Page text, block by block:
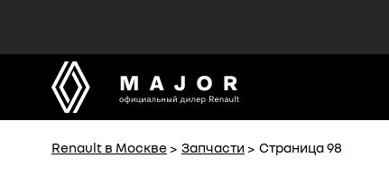
Renault в Москве Запчасти Страница 98